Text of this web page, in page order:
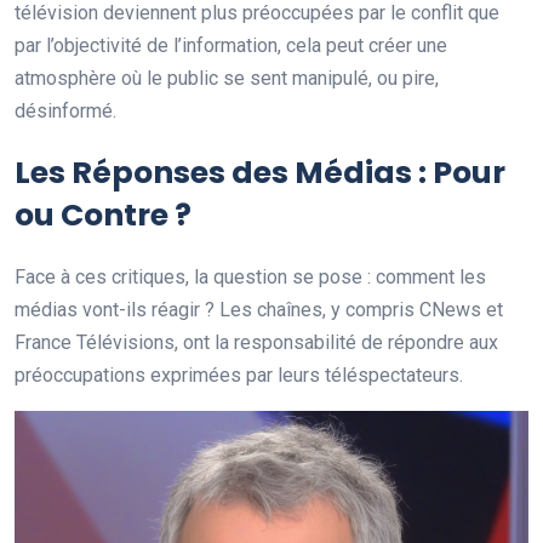
télévision deviennent plus préoccupées par le conflit que
par l’objectivité de l’information, cela peut créer une
atmosphère où le public se sent manipulé, ou pire,
désinformé.
Les Réponses des Médias : Pour
ou Contre ?
Face à ces critiques, la question se pose : comment les
médias vont-ils réagir ? Les chaînes, y compris CNews et
France Télévisions, ont la responsabilité de répondre aux
préoccupations exprimées par leurs téléspectateurs.